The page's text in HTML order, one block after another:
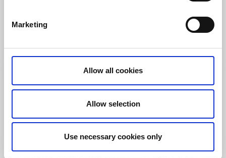
Marketing
Allow all cookies
Allow selection
Use necessary cookies only
4.1 ★★
Läs mer